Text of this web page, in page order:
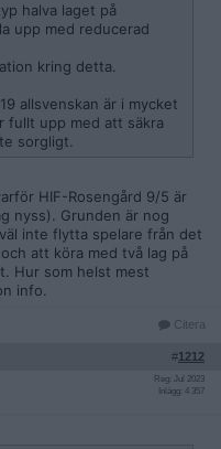
halva laget på
upp med reducerad
kring detta.
allsvenskan är i mycket
fullt upp med att säkra
sorgligt.
HIF-Rosengård 9/5 är
nyss). Grunden är nog
inte flytta spelare från det
att köra med två lag på
Hur som helst mest
info.
Citera
#1212
Reg: Jul 2023
Inlägg: 4 357